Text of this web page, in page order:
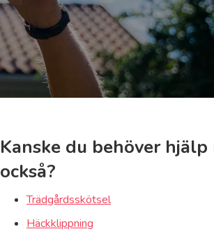
Kanske du behöver
också?
Trädgårdsskötsel
Häckklippning